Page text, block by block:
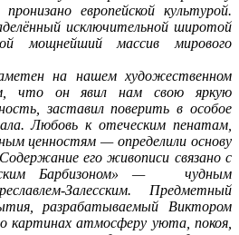
европейской культурой.
исключительной широтой
мощнейший массив мирового
на нашем художественном
что он явил нам свою яркую
заставил поверить в особое
Любовь к отеческим пенатам,
ценностям — определили основу
его живописи связано с
Барбизоном» — чудным
Залесским. Предметный
разрабатываемый Виктором
картинах атмосферу уюта, покоя,